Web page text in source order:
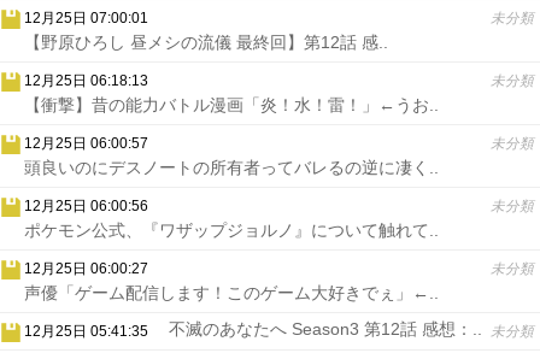
12月25日 07:00:01 未分類
【野原ひろし 昼メシの流儀 最終回】第12話 感..
12月25日 06:18:13 未分類
【衝撃】昔の能力バトル漫画「炎！水！雷！」←うお..
12月25日 06:00:57 未分類
頭良いのにデスノートの所有者ってバレるの逆に凄く..
12月25日 06:00:56 未分類
ポケモン公式、『ワザップジョルノ』について触れて..
12月25日 06:00:27 未分類
声優「ゲーム配信します！このゲーム大好きでぇ」←..
12月25日 05:41:35 未分類
不滅のあなたへ Season3 第12話 感想：..